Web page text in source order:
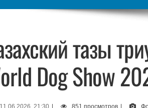
тазы
Dog Show
11.06.2026, 21:30 | 851 просмотров |